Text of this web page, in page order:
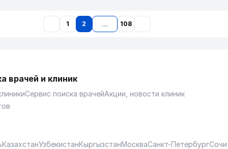
1 2 108
врачей и клиник
Сервис поиска врачейАкции, новости клиник
КазахстанУзбекистанКыргызстанМоскваСанкт-ПетербургСочи